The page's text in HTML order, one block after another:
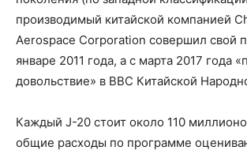
производимый китайской компанией
Aerospace Corporation совершил свой
январе 2011 года, а с марта 2017 года
довольствие» в ВВС Китайской
Каждый J-20 стоит около 110
общие расходы по программе